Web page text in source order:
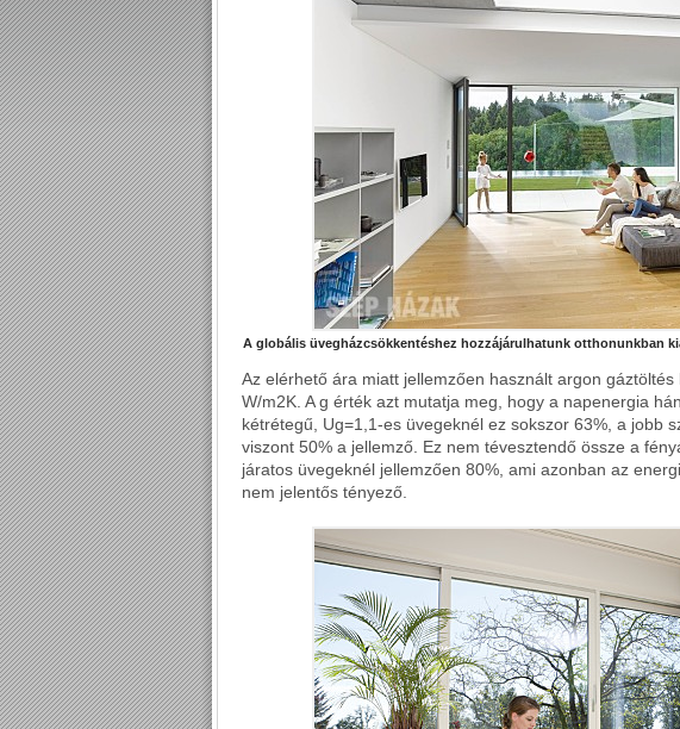
A globális üvegházcsökkentéshez hozzájárulhatunk otthonunkban
Az elérhető ára miatt jellemzően használt argon
W/m2K. A g érték azt mutatja meg, hogy a napenergia
kétrétegű, Ug=1,1-es üvegeknél ez sokszor 63%, a jobb
viszont 50% a jellemző. Ez nem tévesztendő össze a
járatos üvegeknél jellemzően 80%, ami azonban az
nem jelentős tényező.